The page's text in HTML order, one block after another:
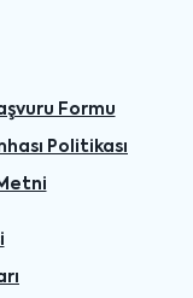
Formu
Politikası